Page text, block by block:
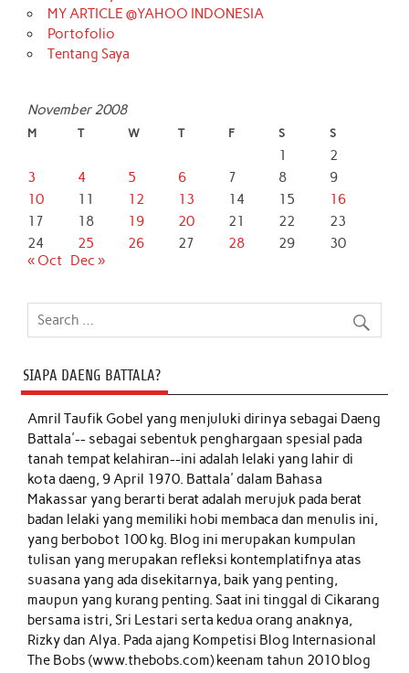
MY ARTICLE @YAHOO INDONESIA
Portofolio
Tentang Saya
November 2008
M T W T F S S
1
2
3
4 5 6 7 8
9
10
11 12 13 14 15
16
17
18 19 20 21 22
23
24
25 26 27 28 29
30
« Oct Dec »
SIAPA DAENG BATTALA?
Amril Taufik Gobelyang menjuluki dirinya sebagai Daeng
Battala'-- sebagai sebentuk penghargaan spesial pada
tanah tempat kelahiran--ini adalah lelaki yang lahir di
kota daeng, 9 April 1970. Battala' dalam Bahasa
Makassar yang berarti berat adalah merujuk pada berat
badan lelaki yang memiliki hobi membaca dan menulis ini,
yang berbobot 100 kg. Blog ini merupakan kumpulan
tulisan yang merupakan refleksi kontemplatifnya atas
suasana yang ada disekitarnya, baik yang penting,
maupun yang kurang penting. Saat ini tinggal di Cikarang
bersama istri, Sri Lestari serta kedua orang anaknya,
Rizky dan Alya. Pada ajang Kompetisi Blog Internasional
The Bobs (www.thebobs.com) keenam tahun 2010 blog